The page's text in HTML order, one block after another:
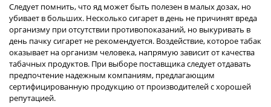
Следует помнить, что яд может быть полезен в малых дозах, но
убивает в больших. Несколько сигарет в день не причинят вреда
организму при отсутствии противопоказаний, но выкуривать в
день пачку сигарет не рекомендуется. Воздействие, которое табак
оказывает на организм человека, напрямую зависит от качества
табачных продуктов. При выборе поставщика следует отдавать
предпочтение надежным компаниям, предлагающим
сертифицированную продукцию от производителей с хорошей
репутацией.